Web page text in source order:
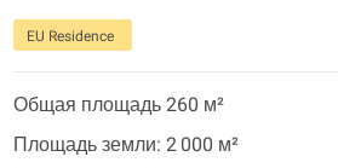
EU Residence
Общая площадь 260 м²
Площадь земли: 2 000 м²